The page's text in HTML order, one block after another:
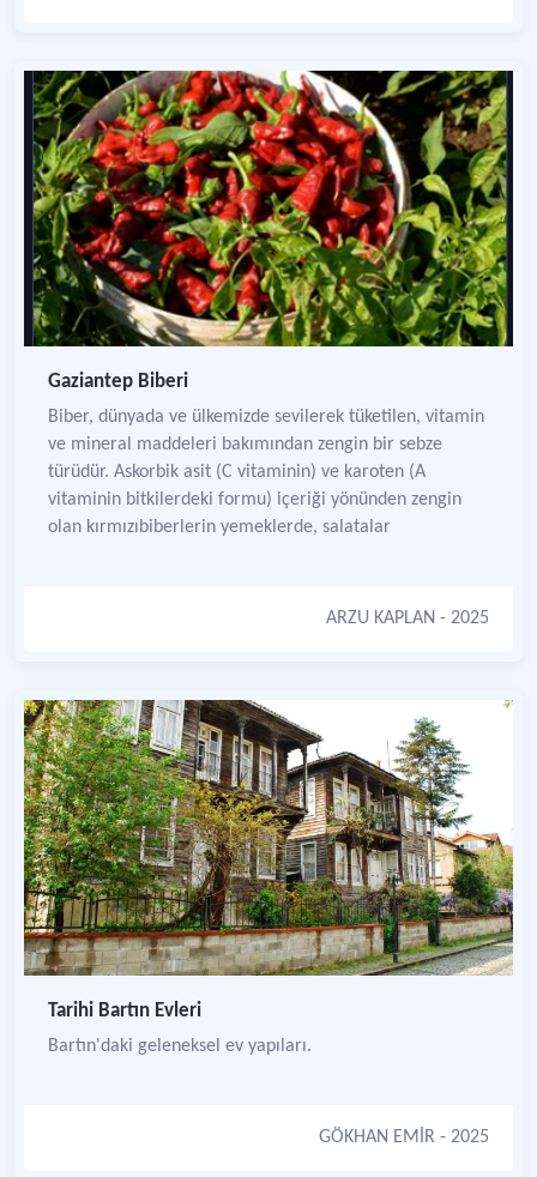
Gaziantep Biberi
Biber, dünyada ve ülkemizde sevilerek tüketilen, vitamin
ve mineral maddeleri bakımından zengin bir sebze
türüdür. Askorbik asit (C vitaminin) ve karoten (A
vitaminin bitkilerdeki formu) içeriği yönünden zengin
olan kırmızıbiberlerin yemeklerde, salatalar
ARZU KAPLAN - 2025
Tarihi Bartın Evleri
Bartın'daki geleneksel ev yapıları.
GÖKHAN EMİR - 2025